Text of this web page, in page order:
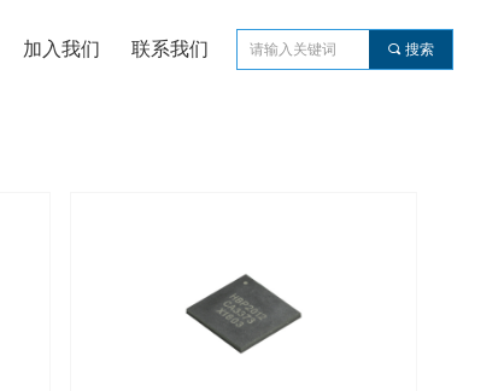
加入我们 联系我们 끠 搜索